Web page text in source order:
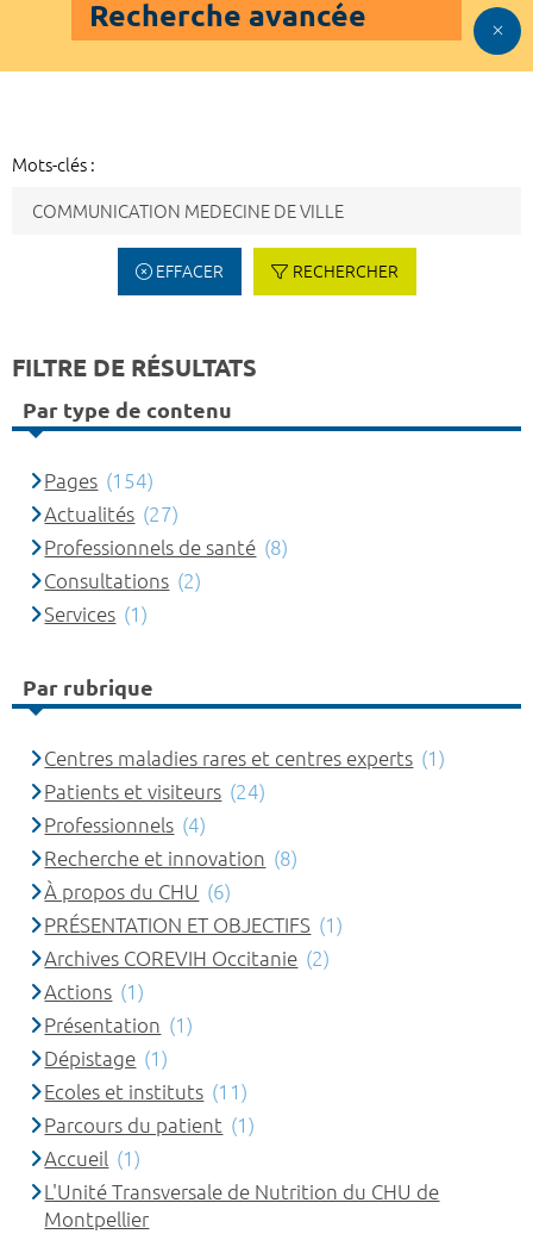
Recherche avancée
Mots-clés :
EFFACER RECHERCHER
FILTRE DE RÉSULTATS
Par type de contenu
Pages (154)
Actualités (27)
Professionnels de santé (8)
Consultations (2)
Services (1)
Par rubrique
Centres maladies rares et centres experts (1)
Patients et visiteurs (24)
Professionnels (4)
Recherche et innovation (8)
À propos du CHU (6)
PRÉSENTATION ET OBJECTIFS (1)
Archives COREVIH Occitanie (2)
Actions (1)
Présentation (1)
Dépistage (1)
Ecoles et instituts (11)
Parcours du patient (1)
Accueil (1)
L'Unité Transversale de Nutrition du CHU de
Montpellier